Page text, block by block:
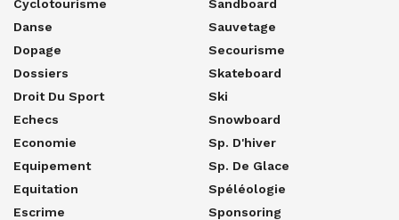
Cyclotourisme
Danse
Dopage
Dossiers
Droit Du Sport
Echecs
Economie
Equipement
Equitation
Escrime
Sandboard
Sauvetage
Secourisme
Skateboard
Ski
Snowboard
Sp. D'hiver
Sp. De Glace
Spéléologie
Sponsoring